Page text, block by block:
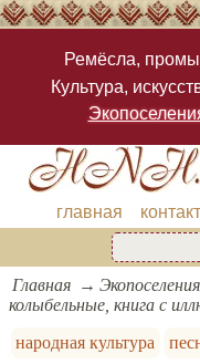
Ремёсла,
Культура,
главная
Главная
колыбельные, книга с
народная культура